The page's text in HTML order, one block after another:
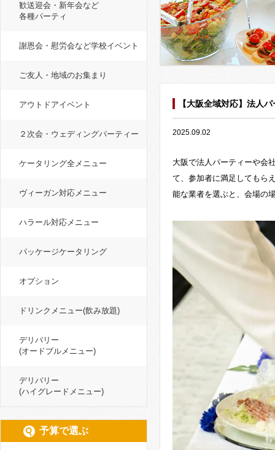
【大阪全域対応】法人
2025.09.02
大阪で法人パーティーや会
て、参加者に満足してもら
能な業者を選ぶと、会場の
歓送迎会・新年会など
各種パーティ
謝恩会・慰労会など学校イベント
ご友人・地域のお集まり
アウトドアイベント
２次会・ウェディングパーティー
ケータリング全メニュー
ヴィーガン対応メニュー
ハラール対応メニュー
パッケージケータリング
オプション
ドリンクメニュー(飲み放題)
デリバリー
(オードブルメニュー)
デリバリー
(ハイグレードメニュー)
予算で選ぶ